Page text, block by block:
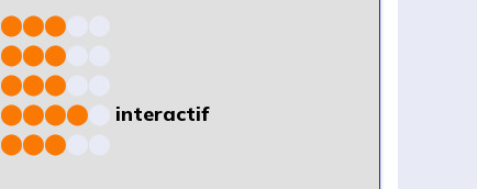
⬤⬤⬤
⬤⬤⬤
⬤⬤⬤
⬤⬤⬤⬤
interactif
⬤⬤⬤